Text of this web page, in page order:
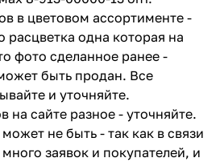
в цветовом ассортименте -
расцветка одна которая на
фото сделанное ранее -
быть продан. Все
и уточняйте.
на сайте разное - уточняйте.
не быть - так как в связи
заявок и покупателей, и